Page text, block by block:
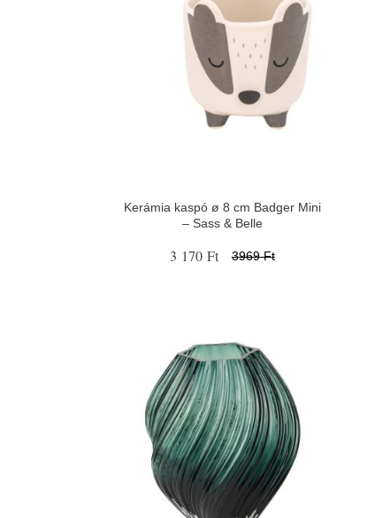
Kerámia kaspó ø 8 cm Badger Mini
– Sass & Belle
3 170 Ft 3969 Ft